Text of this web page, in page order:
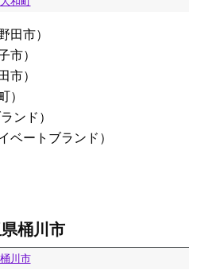
田市）
市）
市）
）
ンド）
ベートブランド）
桶川市
川市